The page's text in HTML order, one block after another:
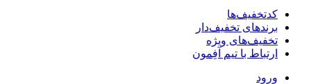
کدتخفیف‌ها
برندهای تخفیف‌دار
تخفیف‌های ویژه
ارتباط با تیم آفِمون
ورود